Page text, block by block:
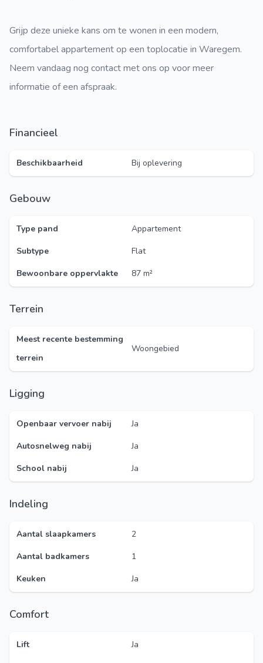
Grijp deze unieke kans om te wonen in een modern,
comfortabel appartement op een toplocatie in Waregem.
Neem vandaag nog contact met ons op voor meer
informatie of een afspraak.
Financieel
Beschikbaarheid Bij oplevering
Gebouw
Type pand
Appartement
Subtype
Flat
Bewoonbare oppervlakte
87 m²
Terrein
Meest recente bestemming
terrein
Woongebied
Ligging
Openbaar vervoer nabij
Ja
Autosnelweg nabij
Ja
School nabij
Ja
Indeling
Aantal slaapkamers
2
Aantal badkamers
1
Keuken
Ja
Comfort
Lift
Ja